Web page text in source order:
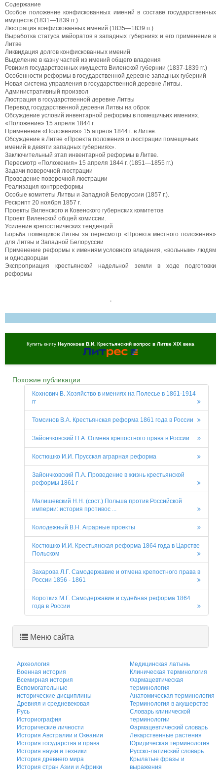
Содержание
Особое положение конфискованных имений в составе государственных
имуществ (1831—1839 гг.)
Люстрация конфискованных имений (1835—1839 гг.)
Выработка статуса майоратов в западных губерниях и его применение в
Литве
Ликвидация долгов конфискованных имений
Выделение в казну частей из имений общего владения
Ревизия государственных имуществ Виленской губернии (1837-1839 гг.)
Особенности реформы в государственной деревне западных губерний
Новая система управления в государственной деревне Литвы.
Административный произвол
Люстрация в государственной деревне Литвы
Перевод государственной деревни Литвы на оброк
Обсуждение условий инвентарной реформы в помещичьих имениях.
«Положение» 15 апреля 1844 г.
Применение «Положения» 15 апреля 1844 г. в Литве.
Обсуждение в Литве «Проекта положения о люстрации помещичьих
имений в девяти западных губерниях».
Заключительный этап инвентарной реформы в Литве.
Пересмотр «Положения» 15 апреля 1844 г. (1851—1855 гг.)
Задачи поверочной люстрации
Проведение поверочной люстрации
Реализация контрреформы
Особые комитеты Литвы и Западной Белоруссии (1857 г.).
Рескрипт 20 ноября 1857 г.
Проекты Виленского и Ковенского губернских комитетов
Проект Виленской общей комиссии.
Усиление крепостнических тенденций
Борьба помещиков Литвы за пересмотр «Проекта местного положения»
для Литвы и Западной Белоруссии
Применение реформы к имениям условного владения, «вольным» людям
и однодворцам
Экспроприация крестьянской надельной земли в ходе подготовки
реформы
,
Купить книгу Неупокоев В.И. Крестьянский вопрос в Литве XIX века
Похожие публикации
Кохнович В. Хозяйство в имениях на Полесье в 1861-1914
гг
Томсинов В.А. Крестьянская реформа 1861 года в России
Зайончковский П.А. Отмена крепостного права в России
Костюшко И.И. Прусская аграрная реформа
Зайончковский П.А. Проведение в жизнь крестьянской
реформы 1861 г
Малишевский Н.Н. (сост.) Польша против Российской
империи: история противос ...
Колодежный В.Н. Аграрные проекты
Костюшко И.И. Крестьянская реформа 1864 года в Царстве
Польском
Захарова Л.Г. Самодержавие и отмена крепостного права в
России 1856 - 1861
Коротких М.Г. Самодержавие и судебная реформа 1864
года в России
Меню сайта
Археология
Военная история
Всемирная история
Вспомогательные
исторические дисциплины
Древняя и средневековая
Русь
Историография
Исторические личности
История Австралии и Океании
История государства и права
История науки и техники
История древнего мира
История стран Азии и Африки
Медицинская латынь
Клиническая терминология
Фармацевтическая
терминология
Анатомическая терминология
Терминология в акушерстве
Словарь клинической
терминологии
Фармацевтический словарь
Лекарственные растения
Юридическая терминология
Русско-латинский словарь
Крылатые фразы и
выражения